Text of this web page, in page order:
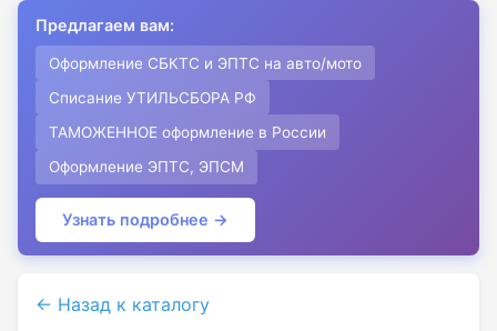
Предлагаем вам:
Оформление СБКТС и ЭПТС на авто/мото
Списание УТИЛЬСБОРА РФ
ТАМОЖЕННОЕ оформление в России
Оформление ЭПТС, ЭПСМ
Узнать подробнее →
← Назад к каталогу